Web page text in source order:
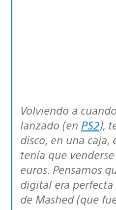
Volviendo a cuando Mashed fue
lanzado (en PS2),
disco, en una caja,
tenía que
euros. Pensamos
digital era perfecta
de Mashed (que